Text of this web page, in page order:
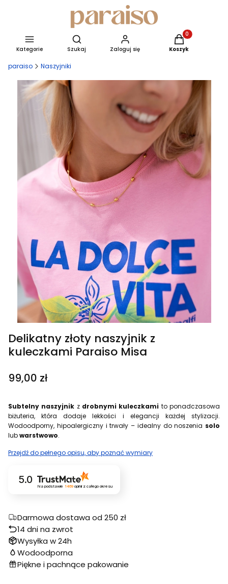
Kategorie
Otwórz wyszukiwarkę
Szukaj Zaloguj się
Produkty w
Koszyk
paraiso Naszyjniki
Delikatny złoty naszyjnik z
kuleczkami Paraiso Misa
Cena
99,00 zł
Subtelny naszyjnik z drobnymi kuleczkami to ponadczasowa
biżuteria, która dodaje lekkości i elegancji każdej stylizacji.
Wodoodporny, hipoalergiczny i trwały – idealny do noszenia solo
lubwarstwowo.
Przejdź do pełnego opisu, aby poznać wymiary
5.0
Na podstawie 1469opinii z całego okresu
Darmowa dostawa od 250 zł
14 dni na zwrot
Wysyłka w 24h
Wodoodporna
Piękne i pachnące pakowanie